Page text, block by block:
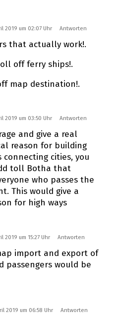
2019 um 02:07 Uhr Antworten
that actually work!.
off ferry ships!.
map destination!.
2019 um 03:50 Uhr Antworten
and give a real
reason for building
connecting cities, you
toll Botha that
who passes the
This would give a
for high ways
2019 um 15:27 Uhr Antworten
import and export of
passengers would be
2019 um 06:58 Uhr Antworten